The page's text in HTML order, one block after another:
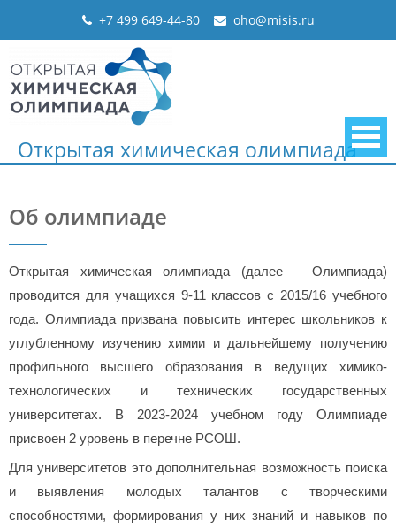
+7 499 649-44-80 oho@misis.ru
Открытая химическая олимпиада
Об олимпиаде
Открытая химическая олимпиада (далее – Олимпиада)
проводится для учащихся 9-11 классов с 2015/16 учебного
года. Олимпиада призвана повысить интерес школьников к
углубленному изучению химии и дальнейшему получению
профильного высшего образования в ведущих химико-
технологических и технических государственных
университетах. В 2023-2024 учебном году Олимпиаде
присвоен 2 уровень в перечне РСОШ.
Для университетов это дополнительная возможность поиска
и выявления молодых талантов с творческими
способностями, формирования у них знаний и навыков по